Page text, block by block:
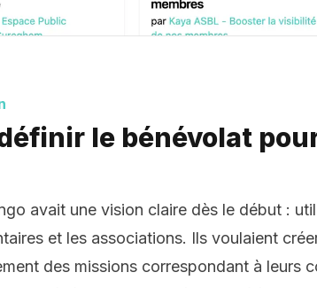
le bénévolat
avait une vision claire dès le début :
et les associations. Ils voulaient
des missions correspondant à leurs